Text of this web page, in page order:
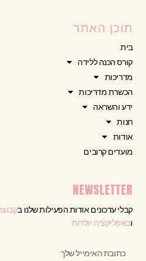
תוכן האתר
בית
קורס הכנה ללידה
מדריכות
הכשרת מדריכות
ידע והשראה
חנות
אודות
מועדים קרובים
NEWSLETTER
קבלי עדכונים אודות הפעילות שלנו ב
ובאפליקציה יולדות